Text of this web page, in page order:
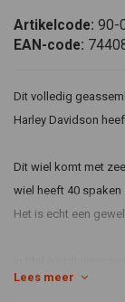
Artikelcode: 90-
EAN-code:
Dit volledig
Harley Davidson
Dit wiel komt met
wiel heeft 40
Het is echt een
Harley Davidson
Lees meer